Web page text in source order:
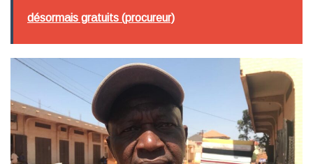
désormais gratuits (procureur)